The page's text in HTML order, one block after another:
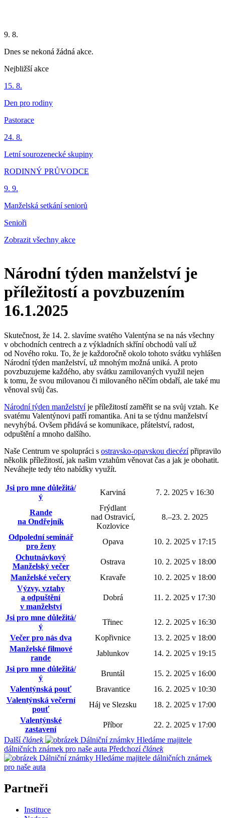
9. 8.
Dnes se nekoná žádná akce.
Nejbližší akce
15. 8.
Den pro rodiny
Pastorace
24. 8.
Letní sourozenecké skupiny
RODINNÝ PRŮVODCE
9. 9.
Manželská setkání seniorů
Senioři
Zobrazit všechny akce
Národní týden manželství je
příležitostí a povzbuzením
16.1.2025
Skutečnost, že 14. 2. slavíme svatého Valentýna se na nás všechny
v obchodních centrech a z výkladních skříní obchodů valí už
od Nového roku. To, že je každoročně okolo tohoto svátku vyhlášen
Národní týden manželství, už mnohým možná uniká. A proto
povzbuzujeme každého, aby svátku zamilovaných využil nejen
k tomu, že svou milovanou či milovaného něčím obdaří, ale také mu
věnoval svůj čas.
Národní týden manželstvíje příležitostí zaměřit se na svůj vztah. Ke
svatému Valentýnovi patří romantika. Ani ta se týdnu manželství
nevyhýbá. Ovšem přidává se komunikace, přátelství, radost,
odpuštění a mnoho dalšího.
Naše Centrum ve spolupráci s ostravsko-opavskou diecézípřipravilo
několik příležitostí, jak našim vztahům věnovat čas a jak je obohatit.
Neváhejte tedy této nabídky využít.
Jsi pro mne důležitá/
ý
Karviná 7. 2. 2025 v 16:30
Rande
na Ondřejník
Frýdlant
nad Ostravicí,
Kozlovice
8.–23. 2. 2025
Odpolední seminář
pro ženy
Opava
10. 2. 2025 v 17:15
Ochutnávkový
Manželský večer
Ostrava
10. 2. 2025 v 18:00
Manželské večery
Kravaře
10. 2. 2025 v 18:00
Výzvy, vztahy
a odpuštění
v manželství
Dobrá 11. 2. 2025 v 17:30
Jsi pro mne důležitá/
ý
Třinec
12. 2. 2025 v 16:30
Večer pro nás dva
Kopřivnice
13. 2. 2025 v 18:00
Manželské filmové
rande
Jablunkov
14. 2. 2025 v 19:15
Jsi pro mne důležitá/
ý
Bruntál
15. 2. 2025 v 16:00
Valentýnská pouť
Bravantice
16. 2. 2025 v 10:30
Valentýnská večerní
pouť
Háj ve Slezsku
18. 2. 2025 v 17:00
Valentýnské
zastavení
Příbor
22. 2. 2025 v 17:00
Dalšíčlánek
Hledáme majitele
dálničních známek pro naše auta Předchozíčlánek
Hledáme majitele dálničních známek
pro naše auta
Partneři
Instituce